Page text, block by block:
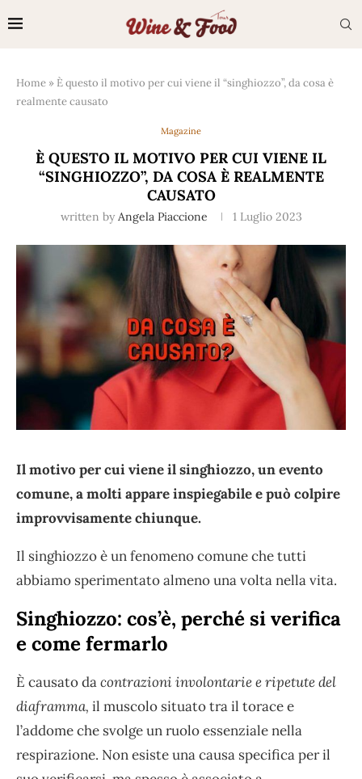
Home » È questo il motivo per cui viene il “singhiozzo”, da cosa è
realmente causato
Magazine
È QUESTO IL MOTIVO PER CUI VIENE IL
“SINGHIOZZO”, DA COSA È REALMENTE
CAUSATO
written by Angela Piaccione 1 Luglio 2023
Il motivo per cui viene il singhiozzo, un evento
comune, a molti appare inspiegabile e può colpire
improvvisamente chiunque.
Il singhiozzo è un fenomeno comune che tutti
abbiamo sperimentato almeno una volta nella vita.
Singhiozzo: cos’è, perché si verifica
e come fermarlo
È causato dacontrazioni involontarie e ripetute del
diaframma, il muscolo situato tra il torace e
l’addome che svolge un ruolo essenziale nella
respirazione. Non esiste una causa specifica per il